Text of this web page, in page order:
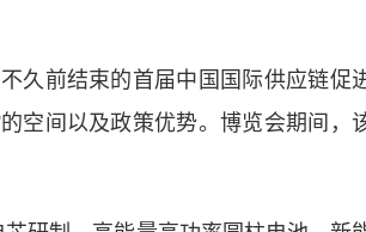
久前结束的首届中国国际供应链促
空间以及政策优势。博览会期间，